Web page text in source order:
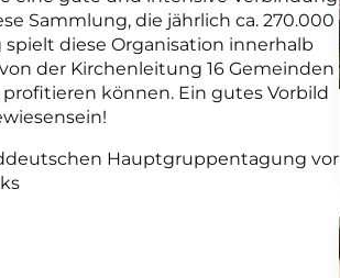
Sammlung, die jährlich ca. 270.000
diese Organisation innerhalb
der Kirchenleitung 16 Gemeinden
können. Ein gutes Vorbild
Hauptgruppentagung vor